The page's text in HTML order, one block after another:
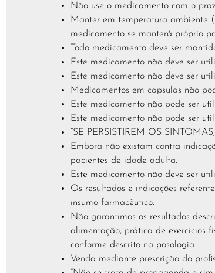
Não use o medicamento com o
Manter em temperatura ambiente
medicamento se manterá próprio
Todo medicamento deve ser
Este medicamento não deve ser
Este medicamento não deve ser
Medicamentos em cápsulas não
Este medicamento não pode ser
Este medicamento não pode ser
“SE PERSISTIREM OS
Embora não existam contra
pacientes de idade adulta.
Este medicamento não deve ser
Os resultados e indicações
insumo farmacêutico.
Não garantimos os resultados
alimentação, prática de exercícios
conforme descrito na posologia.
Venda mediante prescrição do